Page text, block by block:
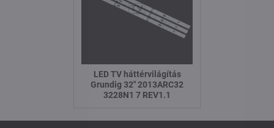
LED TV háttérvilágítás
Grundig 32" 2013ARC32
3228N1 7 REV1.1